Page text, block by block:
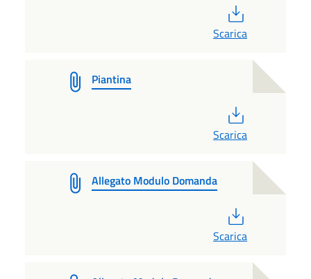
Scarica
Piantina
Scarica
Allegato Modulo Domanda
Scarica